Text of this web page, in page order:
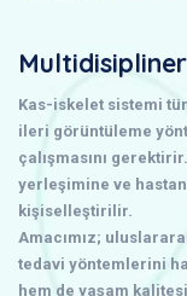
Multidisipliner
Kas-iskelet sistemi
ileri görüntüleme
çalışmasını
yerleşimine ve
kişiselleştirilir.
Amacımız;
tedavi yöntemlerini
hem de yaşam